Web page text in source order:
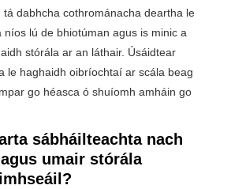
tá dabhcha cothrománacha deartha le
níos lú de bhiotúman agus is minic a
stórála ar an láthair. Úsáidtear
le haghaidh oibríochtaí ar scála beag
go héasca ó shuíomh amháin go
sábháilteachta nach
umair stórála